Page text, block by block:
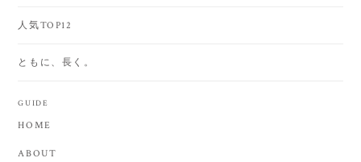
人気TOP12
ともに、長く。
GUIDE
HOME
ABOUT